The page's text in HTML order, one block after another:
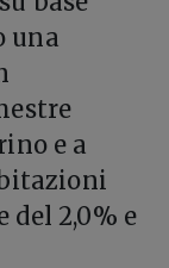
una
e a
2,0% e